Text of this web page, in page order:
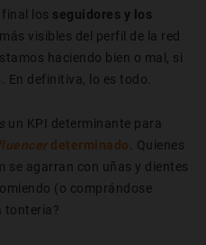
los seguidores y los
visibles del perfil de la red
haciendo bien o mal, si
. En definitiva, lo es todo.
un KPI determinante para
determinado . Quienes
se agarran con uñas y dientes
(o comprándose
tontería?